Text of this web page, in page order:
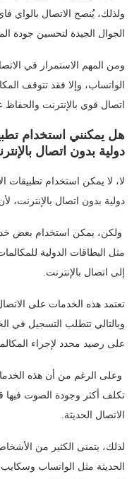
ولذلك، يُنصح الاتصال بالواي
الجوال الجيدة لتحسين جودة
ومن المهم الاستمرار في
الواتساب، وإلا فقد تتوقف
اتصال قوي بالإنترنت والحفاظ
هل يمكنني استخدام
دولية بدون اتصال
لا، لا يمكن استخدام تطبيقات
دولية بدون اتصال بالإنترنت،
ولكن، يمكن استخدام بعض
مثل البطاقات الدولية
إلى اتصال بالإنترنت.
تعتمد هذه الخدمات على
وبالتالي تتطلب التسجيل في
على رصيد محدد لإجراء
وعلى الرغم من أن هذه الخدمات
تكلف أكثر وجودة الصوت فيها
الاتصال الحديثة.
لذلك، يتمنى الكثير من
الحديثة مثل الواتساب